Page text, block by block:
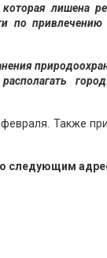
которая лишена
по привлечению
Также
следующим